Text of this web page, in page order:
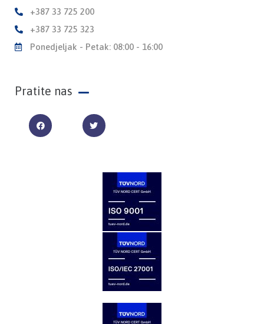
+387 33 725 200
+387 33 725 323
Ponedjeljak - Petak: 08:00 - 16:00
Pratite nas